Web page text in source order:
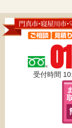
受付時間